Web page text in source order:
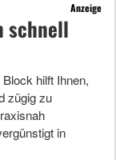
Anzeige
schnell
hilft Ihnen,
zügig zu
in